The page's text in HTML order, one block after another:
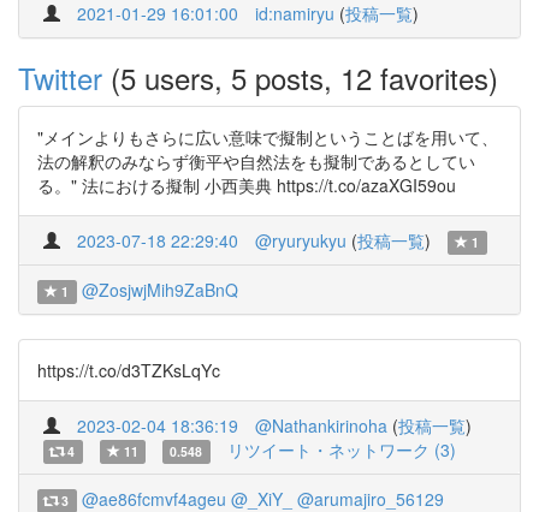
2021-01-29 16:01:00 id:namiryu (投稿一覧)
Twitter (5 users, 5 posts, 12 favorites)
"メインよりもさらに広い意味で擬制ということばを用いて、
法の解釈のみならず衡平や自然法をも擬制であるとしてい
る。" 法における擬制 小西美典 https://t.co/azaXGI59ou
2023-07-18 22:29:40 @ryuryukyu (投稿一覧) 1
1 @ZosjwjMih9ZaBnQ
https://t.co/d3TZKsLqYc
2023-02-04 18:36:19 @Nathankirinoha (投稿一覧)
4 11 0.548 リツイート・ネットワーク (3)
3 @ae86fcmvf4ageu @_XiY_ @arumajiro_56129